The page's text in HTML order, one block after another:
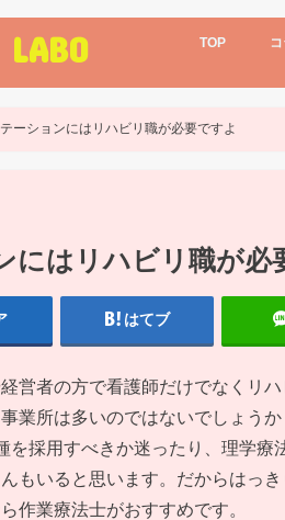
TOP
リ
回
リ
実
リ
新
訪
科
機
転
診
進
日
看
ーションにはリハビリ職が必要ですよ
にはリハビリ職が必
はてブ
営者の方で看護師だけでなくリ
業所は多いのではないでしょう
を採用すべきか迷ったり、理学療
もいると思います。だからはっ
作業療法士がおすすめです。